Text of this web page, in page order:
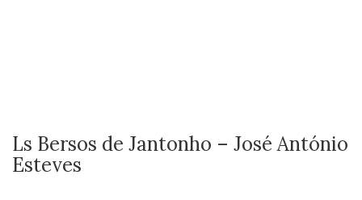
Ls Bersos de Jantonho – José António
Esteves